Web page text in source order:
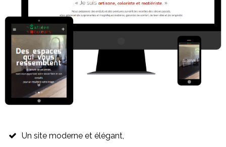
Un site moderne et élégant,